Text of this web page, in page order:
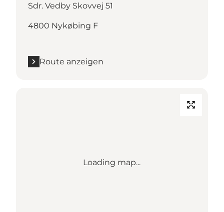
Sdr. Vedby Skovvej 51
4800 Nykøbing F
Route anzeigen
Loading map...